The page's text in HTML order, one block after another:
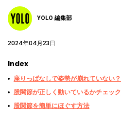
YOLO 編集部
2024年04月23日
Index
座りっぱなしで姿勢が崩れていない？
股関節が正しく動いているかチェック
股関節を簡単にほぐす方法